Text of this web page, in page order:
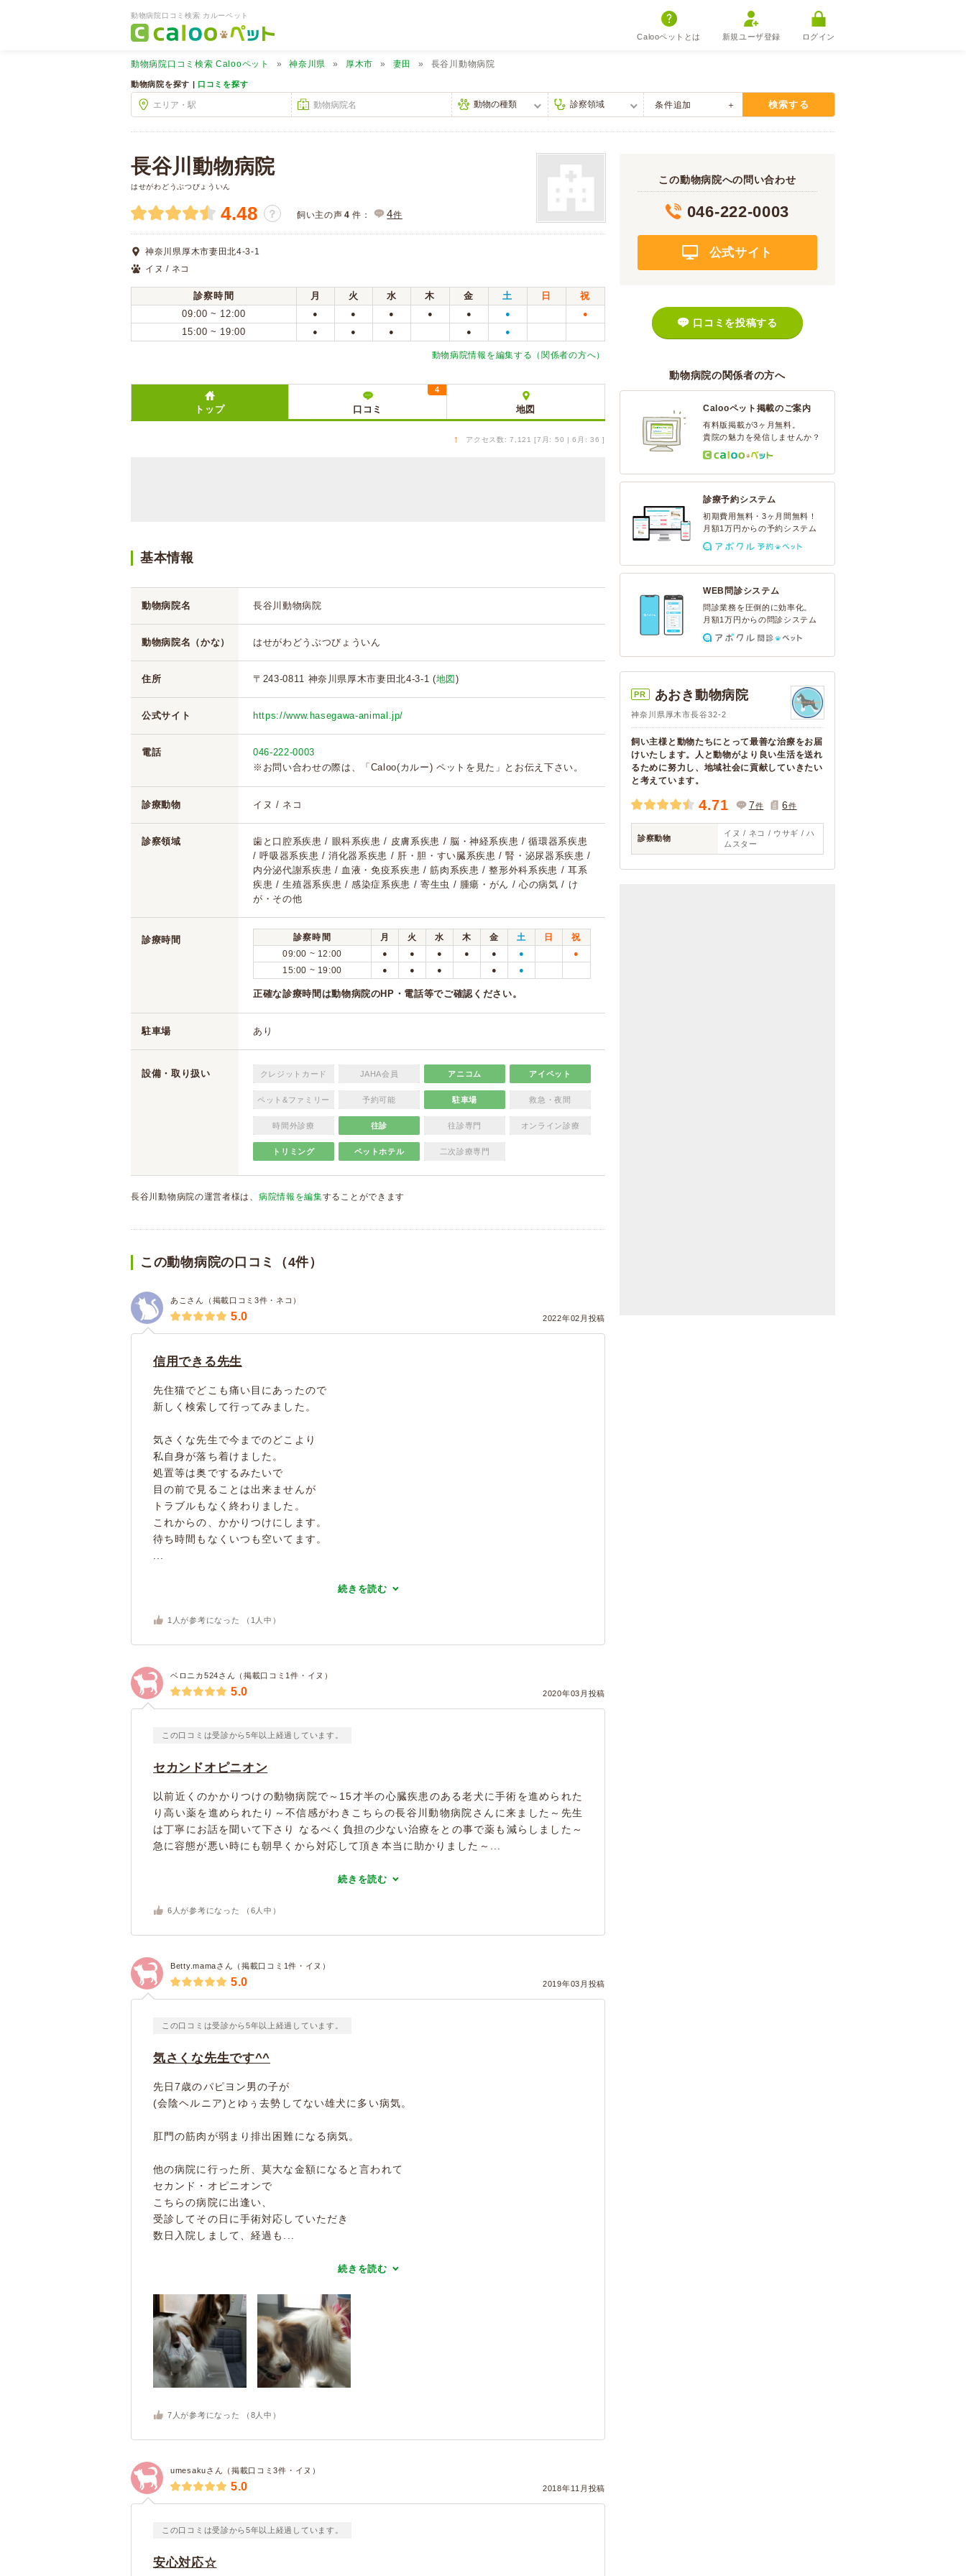
動物病院口コミ検索 カルーペット
Calooペットとは 新規ユーザ登録 ログイン
動物病院口コミ検索 Calooペット 神奈川県 厚木市 妻田 長谷川動物病院
動物病院を探す | 口コミを探す
条件追加 検索する
長谷川動物病院
はせがわどうぶつびょういん
4.48 ？ 飼い主の声 4 件： 4件
神奈川県厚木市妻田北4-3-1
イヌ / ネコ
診察時間 月 火 水 木 金 土 日
祝
09:00 ~ 12:00
● ● ● ● ● ● ●
15:00 ~ 19:00 ● ● ● ● ●
動物病院情報を編集する（関係者の方へ）
トップ 口コミ
4
地図
↑ アクセス数: 7,121 [7月: 50 | 6月: 36 ]
基本情報
動物病院名 長谷川動物病院
動物病院名（かな） はせがわどうぶつびょういん
住所 〒243-0811 神奈川県厚木市妻田北4-3-1 (地図 )
公式サイト https://www.hasegawa-animal.jp/
電話
046-222-0003
※お問い合わせの際は、「Caloo(カルー) ペットを見た」とお伝え下さい。
診療動物 イヌ / ネコ
診察領域
歯と口腔系疾患 / 眼科系疾患 / 皮膚系疾患 / 脳・神経系疾患 / 循環器系疾患
/ 呼吸器系疾患 / 消化器系疾患 / 肝・胆・すい臓系疾患 / 腎・泌尿器系疾患 /
内分泌代謝系疾患 / 血液・免疫系疾患 / 筋肉系疾患 / 整形外科系疾患 / 耳系
疾患 / 生殖器系疾患 / 感染症系疾患 / 寄生虫 / 腫瘍・がん / 心の病気 / け
が・その他
診療時間 診察時間 月 火 水 木 金 土 日
祝
09:00 ~ 12:00
● ● ● ● ● ● ●
15:00 ~ 19:00 ● ● ● ● ●
正確な診療時間は動物病院のHP・電話等でご確認ください。
駐車場 あり
設備・取り扱い クレジットカード JAHA会員 アニコム アイペット
ペット&ファミリー 予約可能 駐車場 救急・夜間
時間外診療 往診 往診専門 オンライン診療
トリミング ペットホテル 二次診療専門
長谷川動物病院の運営者様は、 病院情報を編集することができます
この動物病院の口コミ（4件）
あこさん（掲載口コミ3件・ネコ）
2022年02月投稿
5.0
信用できる先生
先住猫でどこも痛い目にあったので
新しく検索して行ってみました。
気さくな先生で今までのどこより
私自身が落ち着けました。
処置等は奥でするみたいで
目の前で見ることは出来ませんが
トラブルもなく終わりました。
これからの、かかりつけにします。
待ち時間もなくいつも空いてます。
続きを読む
1 人が参考になった （ 1 人中）
ベロニカ524さん（掲載口コミ1件・イヌ）
2020年03月投稿
5.0
この口コミは受診から5年以上経過しています。
セカンドオピニオン
以前近くのかかりつけの動物病院で～15才半の心臓疾患のある老犬に手術を進められた
り高い薬を進められたり～不信感がわきこちらの長谷川動物病院さんに来ました～先生
は丁寧にお話を聞いて下さり なるべく負担の少ない治療をとの事で薬も減らしました～
急に容態が悪い時にも朝早くから対応して頂き本当に助かりました～...
続きを読む
6 人が参考になった （ 6 人中）
Betty.mamaさん（掲載口コミ1件・イヌ）
2019年03月投稿
5.0
この口コミは受診から5年以上経過しています。
気さくな先生です^^
先日7歳のパピヨン男の子が
(会陰ヘルニア)とゆぅ去勢してない雄犬に多い病気。
肛門の筋肉が弱まり排出困難になる病気。
他の病院に行った所、莫大な金額になると言われて
セカンド・オピニオンで
こちらの病院に出逢い、
受診してその日に手術対応していただき
数日入院しまして、経過も...
続きを読む
7 人が参考になった （ 8 人中）
umesakuさん（掲載口コミ3件・イヌ）
2018年11月投稿
5.0
この口コミは受診から5年以上経過しています。
安心対応☆
この動物病院への問い合わせ
046-222-0003
公式サイト
口コミを投稿する
動物病院の関係者の方へ
Calooペット掲載のご案内
有料版掲載が3ヶ月無料。
貴院の魅力を発信しませんか？
診療予約システム
初期費用無料・3ヶ月間無料！
月額1万円からの予約システム
WEB問診システム
問診業務を圧倒的に効率化。
月額1万円からの問診システム
PR あおき動物病院
神奈川県厚木市長谷32-2
飼い主様と動物たちにとって最善な治療をお届
けいたします。人と動物がより良い生活を送れ
るために努力し、地域社会に貢献していきたい
と考えています。
4.71 7件 6件
診察動物
イヌ / ネコ / ウサギ / ハ
ムスター